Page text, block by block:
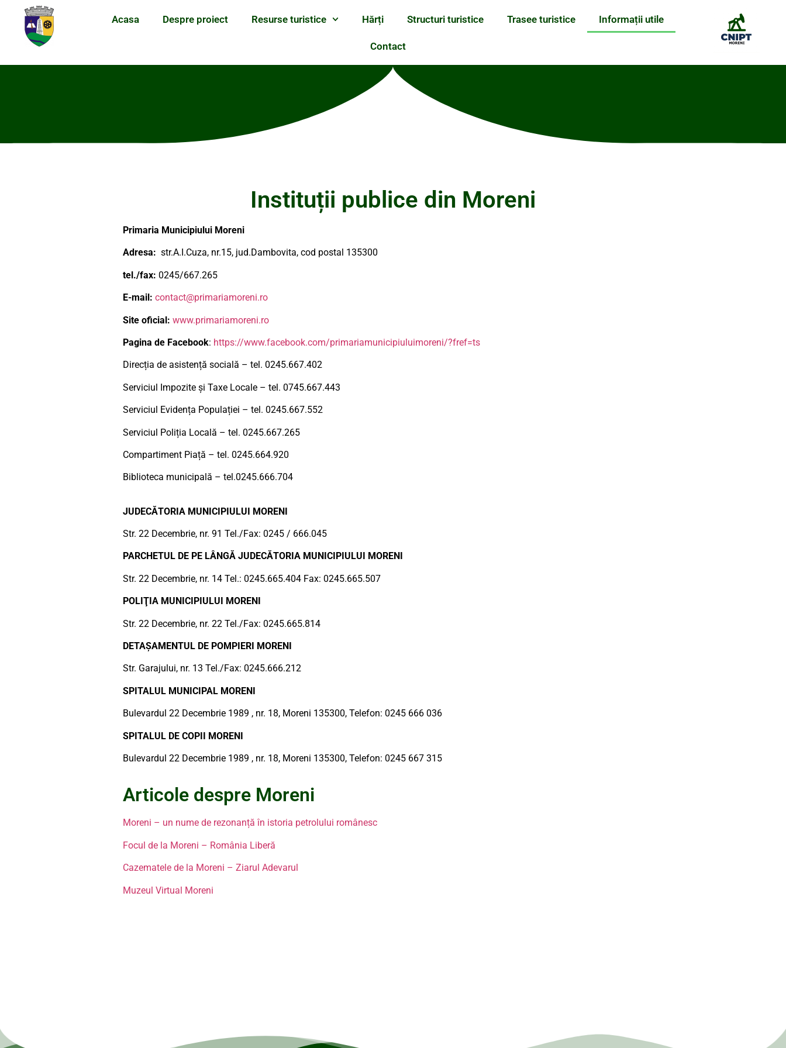
Acasa Despre proiect Resurse turistice Hărți Structuri turistice Trasee turistice Informații utile
Contact
Instituții publice din Moreni
Primaria Municipiului Moreni
Adresa: str.A.I.Cuza, nr.15, jud.Dambovita, cod postal 135300
tel./fax: 0245/667.265
E-mail: contact@primariamoreni.ro
Site oficial: www.primariamoreni.ro
Pagina de Facebook: https://www.facebook.com/primariamunicipiuluimoreni/?fref=ts
Direcția de asistență socială – tel. 0245.667.402
Serviciul Impozite și Taxe Locale – tel. 0745.667.443
Serviciul Evidența Populației – tel. 0245.667.552
Serviciul Poliția Locală – tel. 0245.667.265
Compartiment Piață – tel. 0245.664.920
Biblioteca municipală – tel.0245.666.704
JUDECĂTORIA MUNICIPIULUI MORENI
Str. 22 Decembrie, nr. 91 Tel./Fax: 0245 / 666.045
PARCHETUL DE PE LÂNGĂ JUDECĂTORIA MUNICIPIULUI MORENI
Str. 22 Decembrie, nr. 14 Tel.: 0245.665.404 Fax: 0245.665.507
POLIŢIA MUNICIPIULUI MORENI
Str. 22 Decembrie, nr. 22 Tel./Fax: 0245.665.814
DETAŞAMENTUL DE POMPIERI MORENI
Str. Garajului, nr. 13 Tel./Fax: 0245.666.212
SPITALUL MUNICIPAL MORENI
Bulevardul 22 Decembrie 1989 , nr. 18, Moreni 135300, Telefon: 0245 666 036
SPITALUL DE COPII MORENI
Bulevardul 22 Decembrie 1989 , nr. 18, Moreni 135300, Telefon: 0245 667 315
Articole despre Moreni
Moreni – un nume de rezonanță în istoria petrolului românesc
Focul de la Moreni – România Liberă
Cazematele de la Moreni – Ziarul Adevarul
Muzeul Virtual Moreni